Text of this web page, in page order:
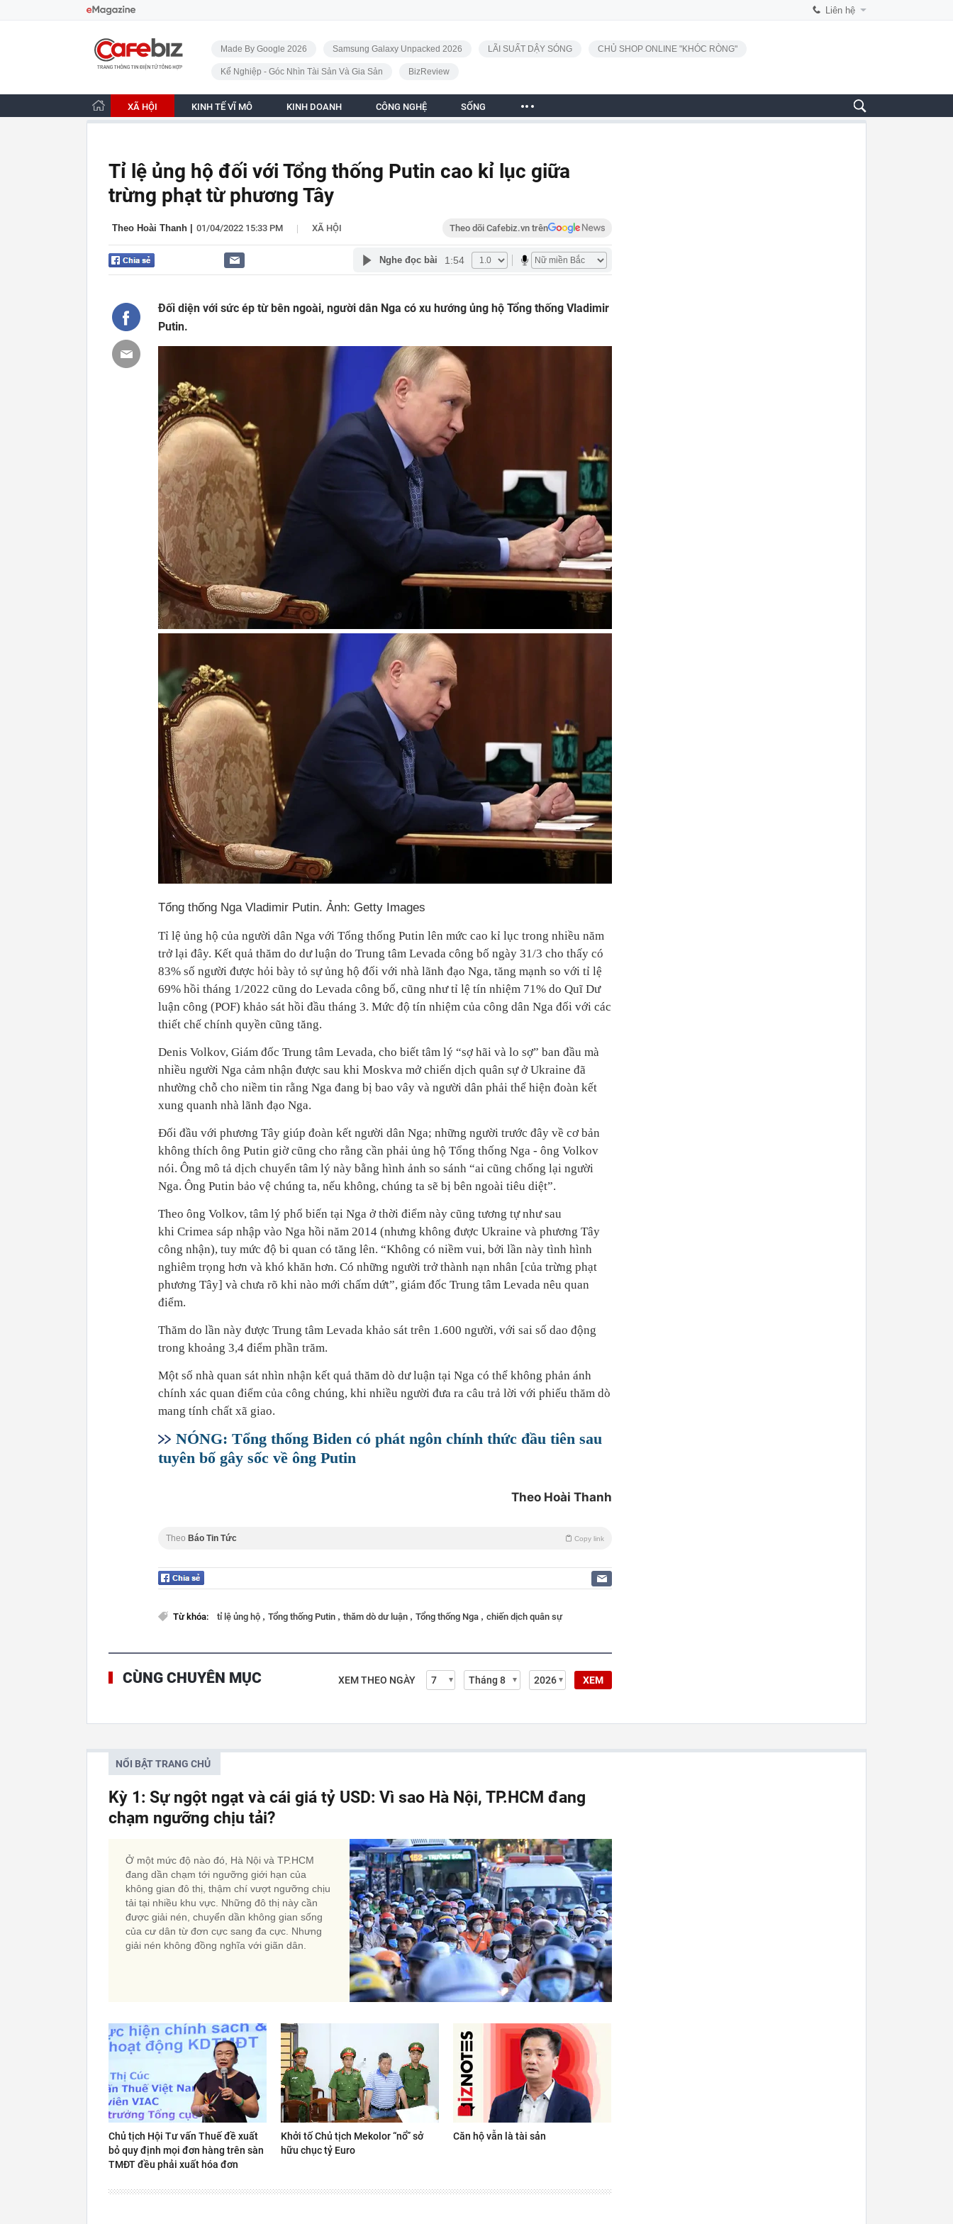
Liên hệ
CafeBiz - Trang chủ
Made By Google 2026 Samsung Galaxy Unpacked 2026 LÃI SUẤT DẬY SÓNG CHỦ SHOP ONLINE "KHÓC RÒNG"
Kế Nghiệp - Góc Nhìn Tài Sản Và Gia Sản BizReview
XÃ HỘI KINH TẾ VĨ MÔ KINH DOANH CÔNG NGHỆ SỐNG
Tỉ lệ ủng hộ đối với Tổng thống Putin cao kỉ lục giữa
trừng phạt từ phương Tây
Theo Hoài Thanh 01/04/2022 15:33 PM | XÃ HỘI Theo dõi Cafebiz.vn trên
Nghe đọc bài 1:54
Đối diện với sức ép từ bên ngoài, người dân Nga có xu hướng ủng hộ Tổng thống Vladimir
Putin.
Tổng thống Nga Vladimir Putin. Ảnh: Getty Images
Tỉ lệ ủng hộ của người dân Nga với Tổng thống Putin lên mức cao kỉ lục trong nhiều năm
trở lại đây. Kết quả thăm do dư luận do Trung tâm Levada công bố ngày 31/3 cho thấy có
83% số người được hỏi bày tỏ sự ủng hộ đối với nhà lãnh đạo Nga, tăng mạnh so với tỉ lệ
69% hồi tháng 1/2022 cũng do Levada công bố, cũng như tỉ lệ tín nhiệm 71% do Quĩ Dư
luận công (POF) khảo sát hồi đầu tháng 3. Mức độ tín nhiệm của công dân Nga đối với các
thiết chế chính quyền cũng tăng.
Denis Volkov, Giám đốc Trung tâm Levada, cho biết tâm lý “sợ hãi và lo sợ” ban đầu mà
nhiều người Nga cảm nhận được sau khi Moskva mở chiến dịch quân sự ở Ukraine đã
nhường chỗ cho niềm tin rằng Nga đang bị bao vây và người dân phải thể hiện đoàn kết
xung quanh nhà lãnh đạo Nga.
Đối đầu với phương Tây giúp đoàn kết người dân Nga; những người trước đây về cơ bản
không thích ông Putin giờ cũng cho rằng cần phải ủng hộ Tổng thống Nga - ông Volkov
nói. Ông mô tả dịch chuyển tâm lý này bằng hình ảnh so sánh “ai cũng chống lại người
Nga. Ông Putin bảo vệ chúng ta, nếu không, chúng ta sẽ bị bên ngoài tiêu diệt”.
Theo ông Volkov, tâm lý phổ biến tại Nga ở thời điểm này cũng tương tự như sau
khi Crimea sáp nhập vào Nga hồi năm 2014 (nhưng không được Ukraine và phương Tây
công nhận), tuy mức độ bi quan có tăng lên. “Không có niềm vui, bởi lần này tình hình
nghiêm trọng hơn và khó khăn hơn. Có những người trở thành nạn nhân [của trừng phạt
phương Tây] và chưa rõ khi nào mới chấm dứt”, giám đốc Trung tâm Levada nêu quan
điểm.
Thăm do lần này được Trung tâm Levada khảo sát trên 1.600 người, với sai số dao động
trong khoảng 3,4 điểm phần trăm.
Một số nhà quan sát nhìn nhận kết quả thăm dò dư luận tại Nga có thể không phản ánh
chính xác quan điểm của công chúng, khi nhiều người đưa ra câu trả lời với phiếu thăm dò
mang tính chất xã giao.
NÓNG: Tổng thống Biden có phát ngôn chính thức đầu tiên sau
tuyên bố gây sốc về ông Putin
Theo Hoài Thanh
Theo Báo Tin Tức Copy link
Từ khóa: tỉ lệ ủng hộ , Tổng thống Putin , thăm dò dư luận , Tổng thống Nga , chiến dịch quân sự
CÙNG CHUYÊN MỤC XEM THEO NGÀY XEM
NỔI BẬT TRANG CHỦ
Kỳ 1: Sự ngột ngạt và cái giá tỷ USD: Vì sao Hà Nội, TP.HCM đang
chạm ngưỡng chịu tải?
Ở một mức độ nào đó, Hà Nội và TP.HCM
đang dần chạm tới ngưỡng giới hạn của
không gian đô thị, thậm chí vượt ngưỡng chịu
tải tại nhiều khu vực. Những đô thị này cần
được giải nén, chuyển dần không gian sống
của cư dân từ đơn cực sang đa cực. Nhưng
giải nén không đồng nghĩa với giãn dân.
Chủ tịch Hội Tư vấn Thuế đề xuất
bỏ quy định mọi đơn hàng trên sàn
TMĐT đều phải xuất hóa đơn
Khởi tố Chủ tịch Mekolor “nổ” sở
hữu chục tỷ Euro
Căn hộ vẫn là tài sản